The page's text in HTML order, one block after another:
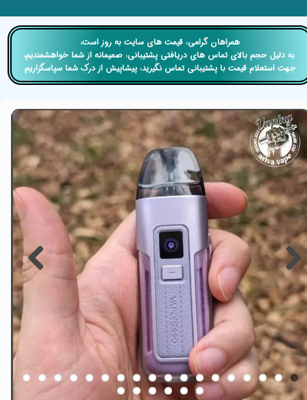
​​همراهان گرامی، قیمت های سایت به روز است،
​​​​​​​ به دلیل حجم بالای تماس های دریافتی پشتیبانی، صمیمانه از شما خواهشمندیم،
جهت استعلام قیمت با پشتیبانی تماس نگیرید، پیشاپیش از درک شما سپاسگزاریم